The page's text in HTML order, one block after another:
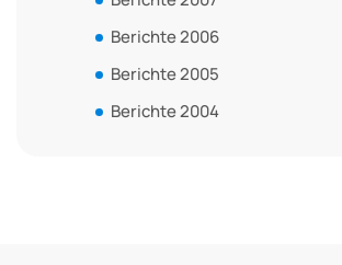
Berichte 2006
Berichte 2005
Berichte 2004